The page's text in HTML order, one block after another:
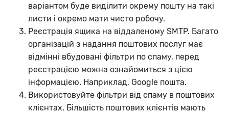
варіантом буде виділити окрему пошту на такі
листи і окремо мати чисто робочу.
Реєстрація ящика на віддаленому SMTP. Багато
організацій з надання поштових послуг має
відмінні вбудовані фільтри по спаму, перед
реєстрацією можна ознайомиться з цією
інформацією. Наприклад, Google пошта.
Використовуйте фільтри від спаму в поштових
клієнтах. Більшість поштових клієнтів мають